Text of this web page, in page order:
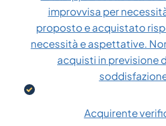
improvvisa per
proposto e acquistato
necessità e aspettative.
acquisti in previsione
Acquirente